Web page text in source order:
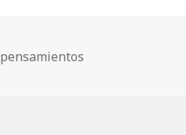
Categorías
pensamientos